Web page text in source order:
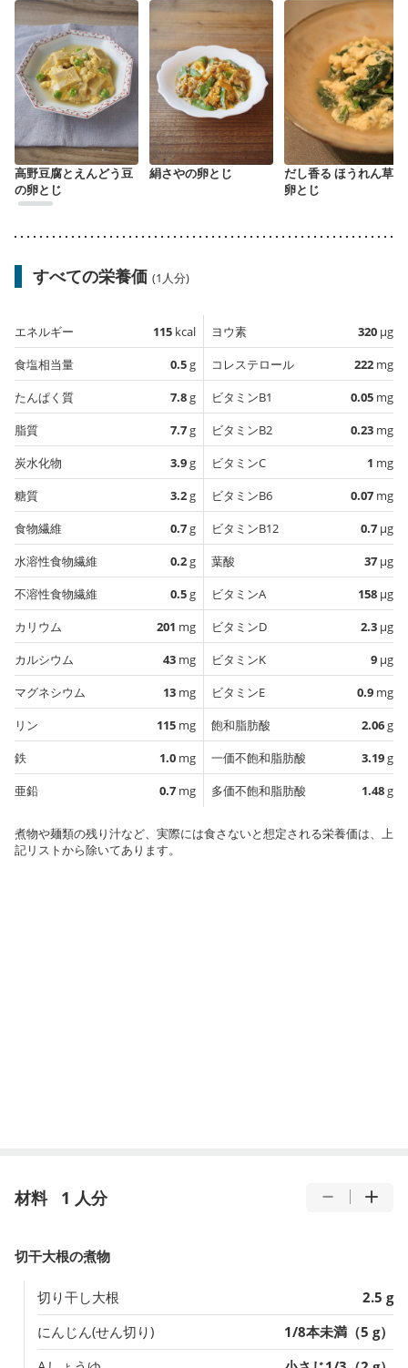
高野豆腐とえんどう豆
の卵とじ
絹さやの卵とじ
だし香る ほうれん草の
卵とじ
すべての栄養価 (1人分)
エネルギー 115 kcal
食塩相当量
0.5g
たんぱく質
7.8g
脂質
7.7g
炭水化物
3.9g
糖質
3.2g
食物繊維
0.7g
水溶性食物繊維
0.2g
不溶性食物繊維
0.5g
カリウム
201 mg
カルシウム
43 mg
マグネシウム
13 mg
リン
115 mg
鉄
1.0 mg
亜鉛
0.7 mg
ヨウ素 320 µg
コレステロール
222 mg
ビタミンB1
0.05 mg
ビタミンB2
0.23 mg
ビタミンC
1 mg
ビタミンB6
0.07 mg
ビタミンB12
0.7 µg
葉酸
37 µg
ビタミンA
158 µg
ビタミンD
2.3 µg
ビタミンK
9 µg
ビタミンE
0.9 mg
飽和脂肪酸
2.06g
一価不飽和脂肪酸
3.19g
多価不飽和脂肪酸
1.48g
煮物や麺類の残り汁など、実際には食さないと想定される栄養価は、上
記リストから除いてあります。
材料 1 人分
切干大根の煮物
切り干し大根
2.5 g
にんじん(せん切り)
1/8本未満（5 g）